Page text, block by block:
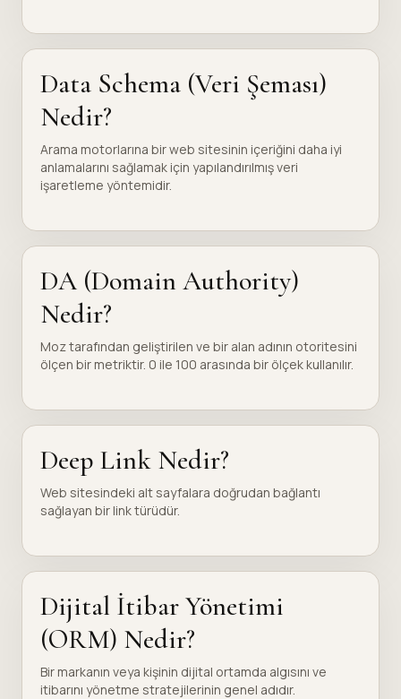
Data Schema (Veri Şeması)
Nedir?
Arama motorlarına bir web sitesinin içeriğini daha iyi
anlamalarını sağlamak için yapılandırılmış veri
işaretleme yöntemidir.
DA (Domain Authority)
Nedir?
Moz tarafından geliştirilen ve bir alan adının otoritesini
ölçen bir metriktir. 0 ile 100 arasında bir ölçek kullanılır.
Deep Link Nedir?
Web sitesindeki alt sayfalara doğrudan bağlantı
sağlayan bir link türüdür.
Dijital İtibar Yönetimi
(ORM) Nedir?
Bir markanın veya kişinin dijital ortamda algısını ve
itibarını yönetme stratejilerinin genel adıdır.